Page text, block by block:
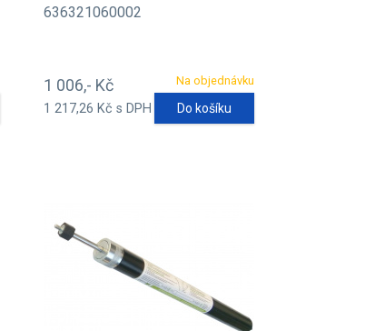
636321060002
Na objednávku
1 006,- Kč
1 217,26 Kč s DPH Do košíku